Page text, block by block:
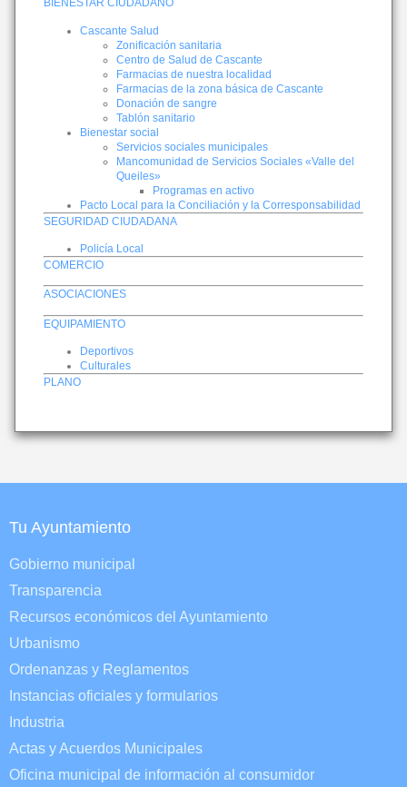
BIENESTAR CIUDADANO
Cascante Salud
Zonificación sanitaria
Centro de Salud de Cascante
Farmacias de nuestra localidad
Farmacias de la zona básica de Cascante
Donación de sangre
Tablón sanitario
Bienestar social
Servicios sociales municipales
Mancomunidad de Servicios Sociales «Valle del
Queiles»
Programas en activo
Pacto Local para la Conciliación y la Corresponsabilidad
SEGURIDAD CIUDADANA
Policía Local
COMERCIO
ASOCIACIONES
EQUIPAMIENTO
Deportivos
Culturales
PLANO
Tu Ayuntamiento
Gobierno municipal
Transparencia
Recursos económicos del Ayuntamiento
Urbanismo
Ordenanzas y Reglamentos
Instancias oficiales y formularios
Industria
Actas y Acuerdos Municipales
Oficina municipal de información al consumidor